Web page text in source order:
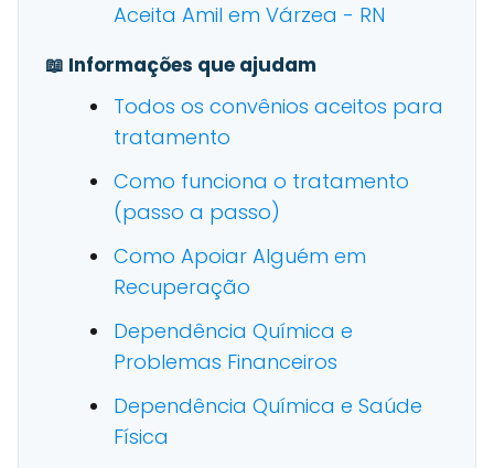
Aceita Amil em Várzea - RN
📖 Informações que ajudam
Todos os convênios aceitos para
tratamento
Como funciona o tratamento
(passo a passo)
Como Apoiar Alguém em
Recuperação
Dependência Química e
Problemas Financeiros
Dependência Química e Saúde
Física